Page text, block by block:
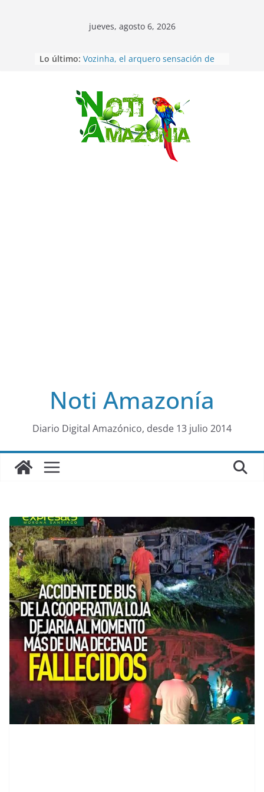
Saltar
al
jueves, agosto 6, 2026
Lo último: Sentencian a 34 años de prisión a
implicados en caso de Alison,
Vozinha, el arquero sensación de
cabo Verde, ya llegó para
incorporarse a Colo Colo de Chile
Pastaza: la parroquia Diez de
Agosto eligió a su nueva reina por
La “deuda de sueño”: una alerta
Noti Amazonía
Diario Digital Amazónico, desde 13 julio 2014